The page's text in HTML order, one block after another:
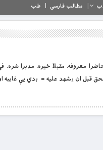
مطالب فارسی طب
معروفه. مقبلا خيره. مدبرا شره.
قبل ان يشهد عليه = بدي یې غایبه